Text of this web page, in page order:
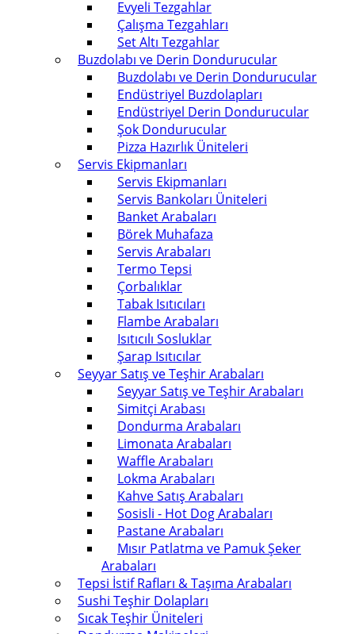
Evyeli Tezgahlar
Çalışma Tezgahları
Set Altı Tezgahlar
Buzdolabı ve Derin Dondurucular
Buzdolabı ve Derin Dondurucular
Endüstriyel Buzdolapları
Endüstriyel Derin Dondurucular
Şok Dondurucular
Pizza Hazırlık Üniteleri
Servis Ekipmanları
Servis Ekipmanları
Servis Bankoları Üniteleri
Banket Arabaları
Börek Muhafaza
Servis Arabaları
Termo Tepsi
Çorbalıklar
Tabak Isıtıcıları
Flambe Arabaları
Isıtıcılı Sosluklar
Şarap Isıtıcılar
Seyyar Satış ve Teşhir Arabaları
Seyyar Satış ve Teşhir Arabaları
Simitçi Arabası
Dondurma Arabaları
Limonata Arabaları
Waffle Arabaları
Lokma Arabaları
Kahve Satış Arabaları
Sosisli - Hot Dog Arabaları
Pastane Arabaları
Mısır Patlatma ve Pamuk Şeker
Arabaları
Tepsi İstif Rafları & Taşıma Arabaları
Sushi Teşhir Dolapları
Sıcak Teşhir Üniteleri